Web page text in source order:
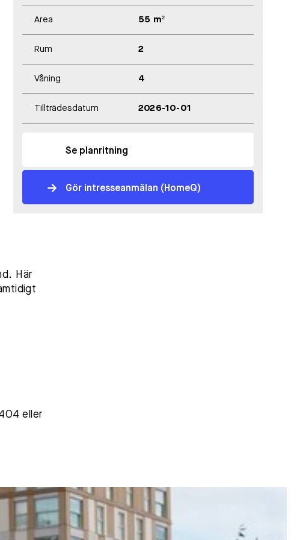
Area 55 m²
Rum 2
Våning 4
Tillträdesdatum 2026-10-01
Se planritning
Gör intresseanmälan (HomeQ)
Här
eller